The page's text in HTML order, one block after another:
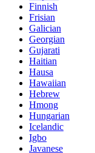
Finnish
Frisian
Galician
Georgian
Gujarati
Haitian
Hausa
Hawaiian
Hebrew
Hmong
Hungarian
Icelandic
Igbo
Javanese